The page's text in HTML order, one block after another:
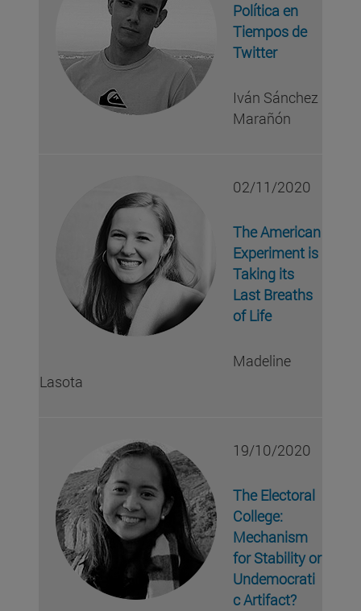
Política en
Tiempos de
Twitter
Iván Sánchez
Marañón
02/11/2020
The American
Experiment is
Taking its
Last Breaths
of Life
Madeline
Lasota
19/10/2020
The Electoral
College:
Mechanism
for Stability or
Undemocrati
c Artifact?